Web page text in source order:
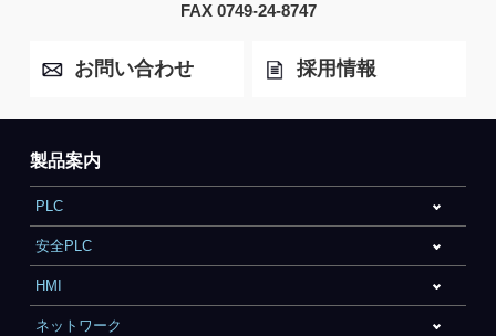
FAX 0749-24-8747
お問い合わせ 採用情報
製品案内
PLC
安全PLC
HMI
ネットワーク